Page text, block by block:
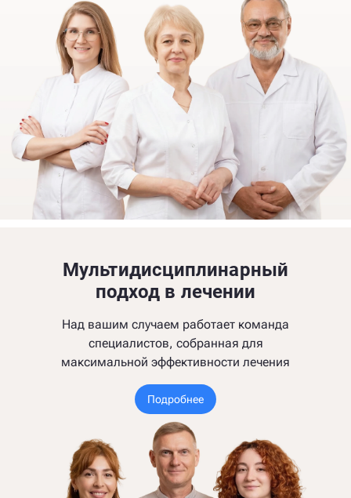
Мультидисциплинарный
подход в лечении
Над вашим случаем работает команда
специалистов, собранная для
максимальной эффективности лечения
Подробнее